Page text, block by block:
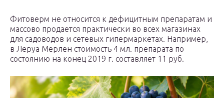
Фитоверм не относится к дефицитным препаратам и
массово продается практически во всех магазинах
для садоводов и сетевых гипермаркетах. Например,
в Леруа Мерлен стоимость 4 мл. препарата по
состоянию на конец 2019 г. составляет 11 руб.